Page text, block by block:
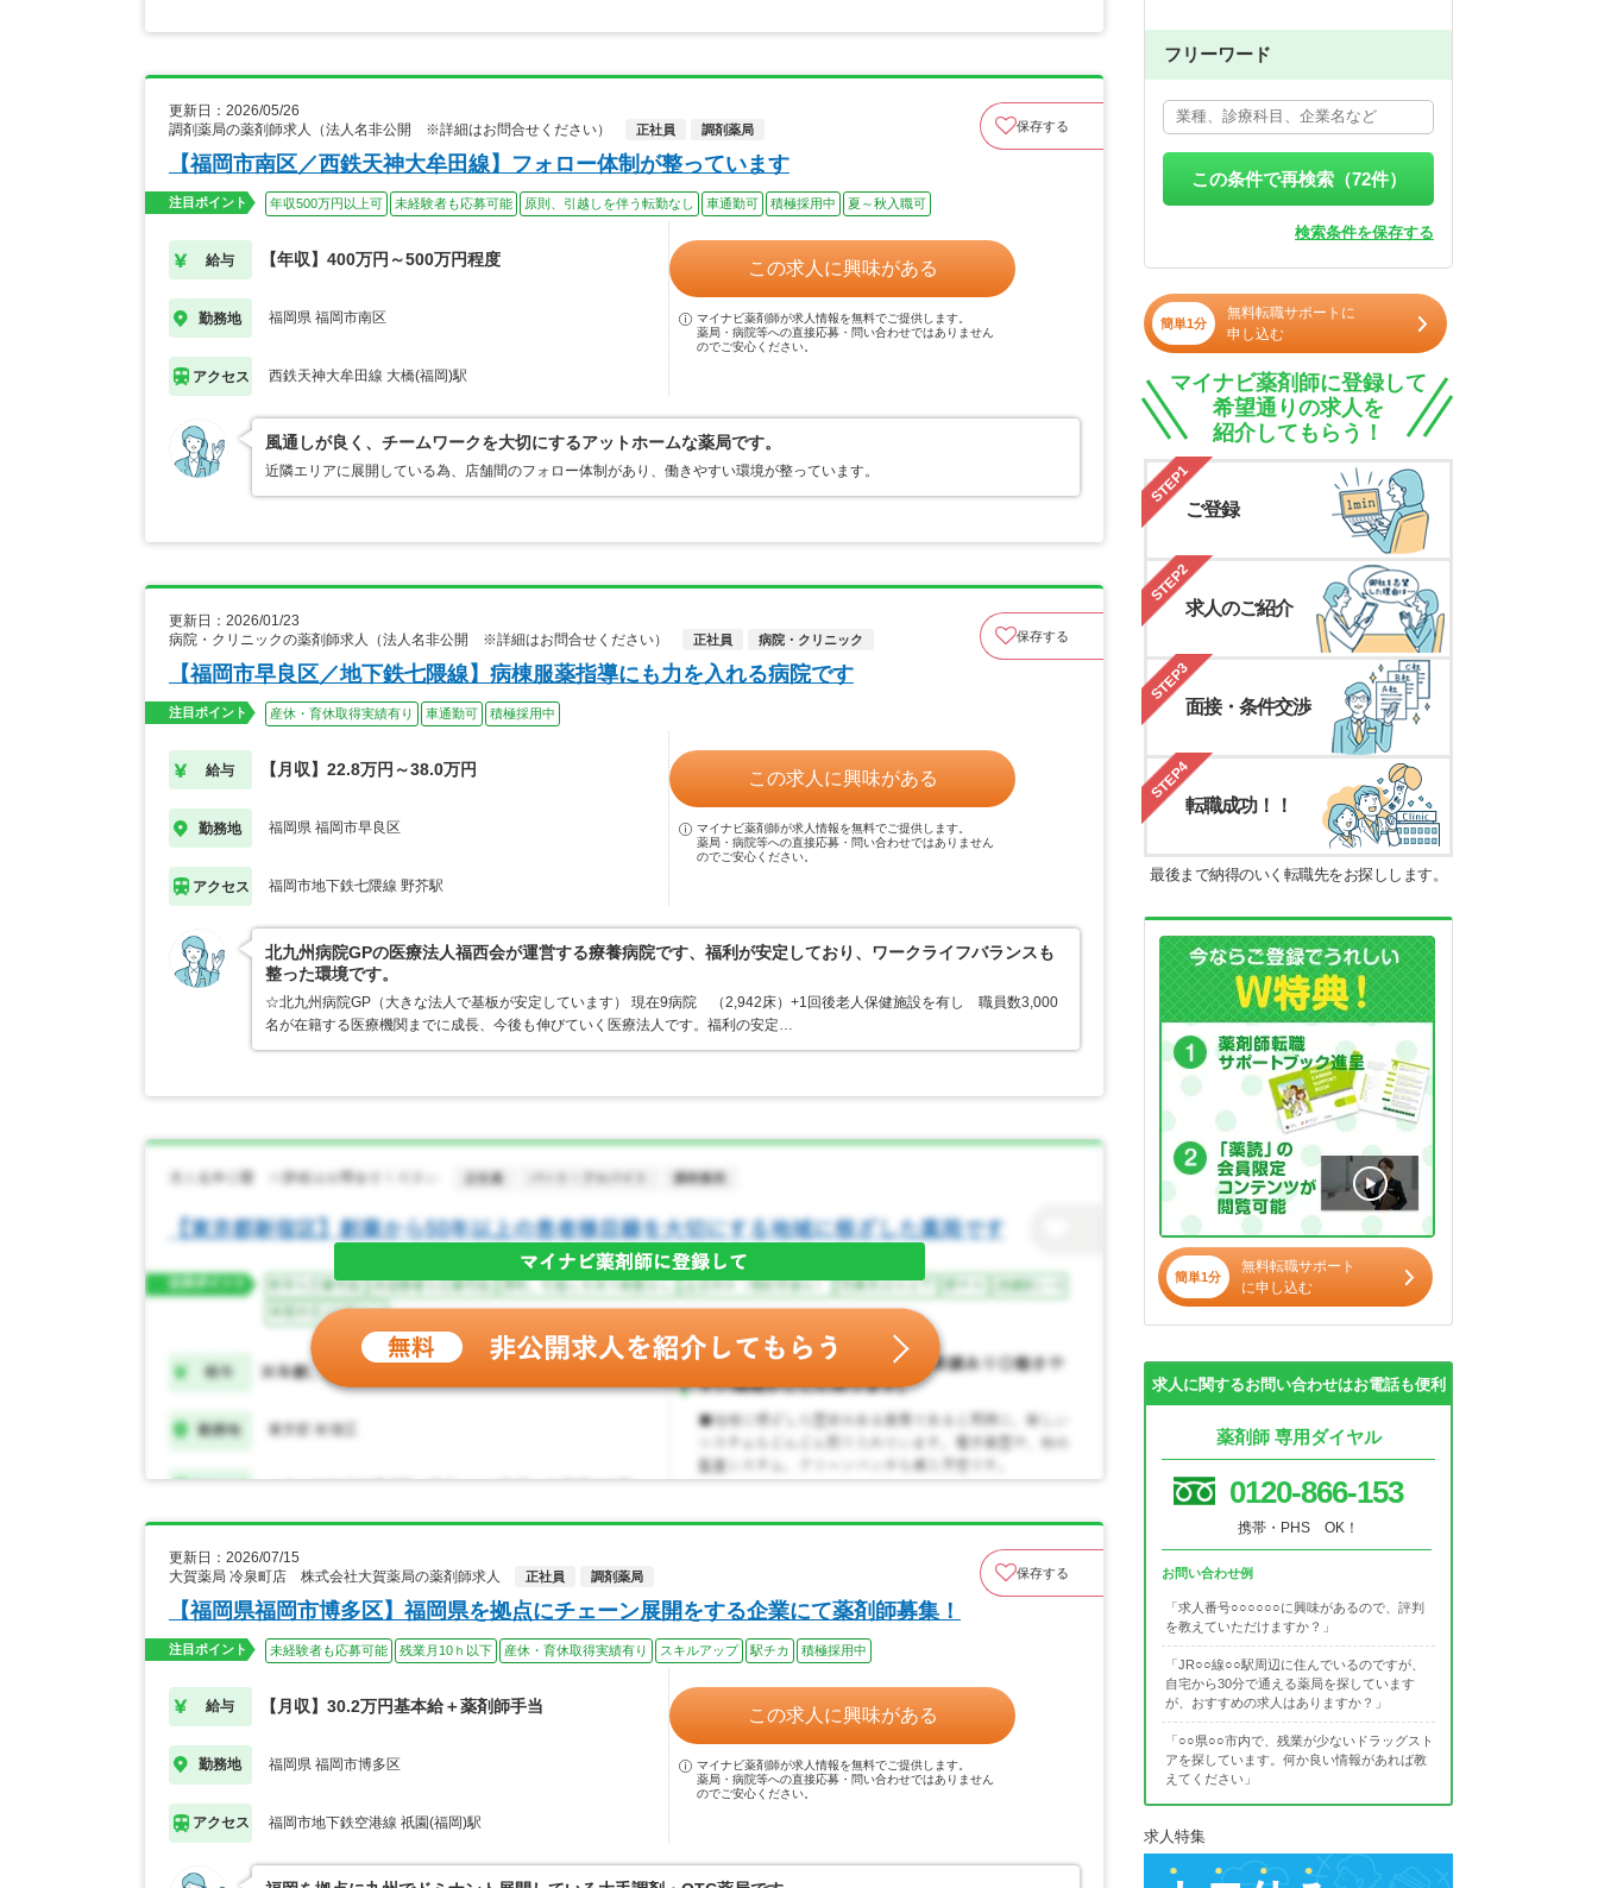
更新日：2026/05/26
調剤薬局の薬剤師求人（法人名非公開 ※詳細はお問合せください）
正社員 調剤薬局 保存する
【福岡市南区／西鉄天神大牟田線】フォロー体制が整っています
注目ポイント 年収500万円以上可 未経験者も応募可能 原則、引越しを伴う転勤なし 車通勤可 積極採用中 夏～秋入職可
給与 【年収】400万円～500万円程度
勤務地 福岡県 福岡市南区
アクセス 西鉄天神大牟田線 大橋(福岡)駅
この求人に興味がある
マイナビ薬剤師が求人情報を無料でご提供します。
薬局・病院等への直接応募・問い合わせではありません
のでご安心ください。
風通しが良く、チームワークを大切にするアットホームな薬局です。
近隣エリアに展開している為、店舗間のフォロー体制があり、働きやすい環境が整っています。
更新日：2026/01/23
病院・クリニックの薬剤師求人（法人名非公開 ※詳細はお問合せください）
正社員 病院・クリニック 保存する
【福岡市早良区／地下鉄七隈線】病棟服薬指導にも力を入れる病院です
注目ポイント 産休・育休取得実績有り 車通勤可 積極採用中
給与 【月収】22.8万円～38.0万円
勤務地 福岡県 福岡市早良区
アクセス 福岡市地下鉄七隈線 野芥駅
この求人に興味がある
マイナビ薬剤師が求人情報を無料でご提供します。
薬局・病院等への直接応募・問い合わせではありません
のでご安心ください。
北九州病院GPの医療法人福西会が運営する療養病院です、福利が安定しており、ワークライフバランスも
整った環境です。
☆北九州病院GP（大きな法人で基板が安定しています） 現在9病院 （2,942床）+1回後老人保健施設を有し 職員数3,000
名が在籍する医療機関までに成長、今後も伸びていく医療法人です。福利の安定…
更新日：2026/07/15
大賀薬局 冷泉町店 株式会社大賀薬局の薬剤師求人
正社員 調剤薬局 保存する
【福岡県福岡市博多区】福岡県を拠点にチェーン展開をする企業にて薬剤師募集！
注目ポイント 未経験者も応募可能 残業月10ｈ以下 産休・育休取得実績有り スキルアップ 駅チカ 積極採用中
給与 【月収】30.2万円基本給＋薬剤師手当
勤務地 福岡県 福岡市博多区
アクセス 福岡市地下鉄空港線 祇園(福岡)駅
この求人に興味がある
マイナビ薬剤師が求人情報を無料でご提供します。
薬局・病院等への直接応募・問い合わせではありません
のでご安心ください。
フリーワード
この条件で再検索（72件）
検索条件を保存する
簡単1分
無料転職サポートに
申し込む
マイナビ薬剤師に登録して
希望通りの求人を
紹介してもらう！
STEP1
ご登録
STEP2
求人のご紹介
STEP3
面接・条件交渉
STEP4
転職成功！！
最後まで納得のいく転職先をお探しします。
簡単1分
無料転職サポート
に申し込む
求人に関するお問い合わせはお電話も便利
薬剤師 専用ダイヤル
0120-866-153
携帯・PHS OK！
お問い合わせ例
「求人番号○○○○○○に興味があるので、評判
を教えていただけますか？」
「JR○○線○○駅周辺に住んでいるのですが、
自宅から30分で通える薬局を探しています
が、おすすめの求人はありますか？」
「○○県○○市内で、残業が少ないドラッグスト
アを探しています。何か良い情報があれば教
えてください」
求人特集